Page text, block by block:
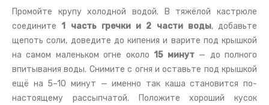
Промойте крупу холодной водой. В тяжёлой кастрюле
соедините 1 часть гречки и 2 части воды, добавьте
щепоть соли, доведите до кипения и варите под крышкой
на самом маленьком огне около 15 минут— до полного
впитывания воды. Снимите с огня и оставьте под крышкой
ещё на 5–10 минут — именно так каша становится по-
настоящему рассыпчатой. Положите хороший кусок